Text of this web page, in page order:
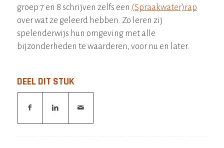
groep 7 en 8 schrijven zelfs een (Spraakwater)rap
over wat ze geleerd hebben. Zo leren zij
spelenderwijs hun omgeving met alle
bijzonderheden te waarderen, voor nu en later.
DEEL DIT STUK